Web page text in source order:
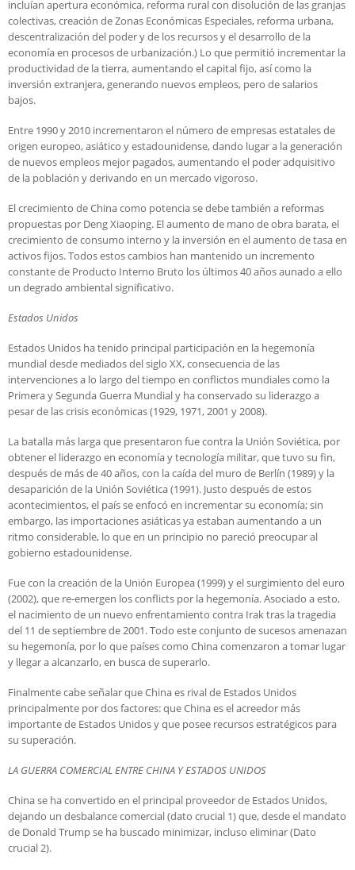
incluían apertura económica, reforma rural con disolución de las granjas
colectivas, creación de Zonas Económicas Especiales, reforma urbana,
descentralización del poder y de los recursos y el desarrollo de la
economía en procesos de urbanización.) Lo que permitió incrementar la
productividad de la tierra, aumentando el capital fijo, así como la
inversión extranjera, generando nuevos empleos, pero de salarios
bajos.
Entre 1990 y 2010 incrementaron el número de empresas estatales de
origen europeo, asiático y estadounidense, dando lugar a la generación
de nuevos empleos mejor pagados, aumentando el poder adquisitivo
de la población y derivando en un mercado vigoroso.
El crecimiento de China como potencia se debe también a reformas
propuestas por Deng Xiaoping. El aumento de mano de obra barata, el
crecimiento de consumo interno y la inversión en el aumento de tasa en
activos fijos. Todos estos cambios han mantenido un incremento
constante de Producto Interno Bruto los últimos 40 años aunado a ello
un degrado ambiental significativo.
Estados Unidos
Estados Unidos ha tenido principal participación en la hegemonía
mundial desde mediados del siglo XX, consecuencia de las
intervenciones a lo largo del tiempo en conflictos mundiales como la
Primera y Segunda Guerra Mundial y ha conservado su liderazgo a
pesar de las crisis económicas (1929, 1971, 2001 y 2008).
La batalla más larga que presentaron fue contra la Unión Soviética, por
obtener el liderazgo en economía y tecnología militar, que tuvo su fin,
después de más de 40 años, con la caída del muro de Berlín (1989) y la
desaparición de la Unión Soviética (1991). Justo después de estos
acontecimientos, el país se enfocó en incrementar su economía; sin
embargo, las importaciones asiáticas ya estaban aumentando a un
ritmo considerable, lo que en un principio no pareció preocupar al
gobierno estadounidense.
Fue con la creación de la Unión Europea (1999) y el surgimiento del euro
(2002), que re-emergen los conflicts por la hegemonía. Asociado a esto,
el nacimiento de un nuevo enfrentamiento contra Irak tras la tragedia
del 11 de septiembre de 2001. Todo este conjunto de sucesos amenazan
su hegemonía, por lo que países como China comenzaron a tomar lugar
y llegar a alcanzarlo, en busca de superarlo.
Finalmente cabe señalar que China es rival de Estados Unidos
principalmente por dos factores: que China es el acreedor más
importante de Estados Unidos y que posee recursos estratégicos para
su superación.
LA GUERRA COMERCIAL ENTRE CHINA Y ESTADOS UNIDOS
China se ha convertido en el principal proveedor de Estados Unidos,
dejando un desbalance comercial (dato crucial 1) que, desde el mandato
de Donald Trump se ha buscado minimizar, incluso eliminar (Dato
crucial 2).